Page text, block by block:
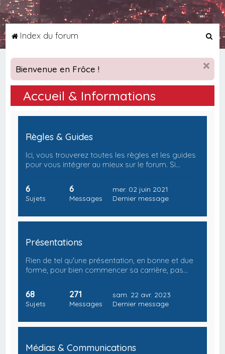
Index du forum
c
h
r
Bienvenue en Frôce !
Accueil & Informations
Règles & Guides
Ici, vous trouverez toutes les règles et les guides
pour vous intégrer au mieux sur le forum. Si…
6
Sujets
6
Messages
mer. 02 juin 2021
Dernier message
Présentations
Rien de tel qu'une présentation, en bonne et due
forme, pour bien commencer sa carrière, pas…
68
Sujets
271
Messages
sam. 22 avr. 2023
Dernier message
Médias & Communications